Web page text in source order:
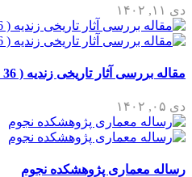
دی ۱۱, ۱۴۰۲
مقاله بررسی آثار تاریخی زندیه ( 36 صفحه )
دی ۰۵, ۱۴۰۲
رساله معماری پژوهشکده نجوم